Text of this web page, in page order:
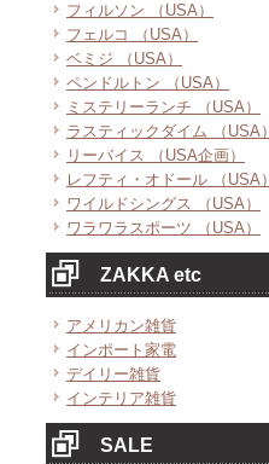
フィルソン （USA）
フェルコ （USA）
ベミジ （USA）
ペンドルトン （USA）
ミステリーランチ （USA）
ラスティックダイム （USA）
リーバイス （USA企画）
レフティ・オドール （USA）
ワイルドシングス （USA）
ワラワラスポーツ （USA）
ZAKKA etc
アメリカン雑貨
インポート家電
デイリー雑貨
インテリア雑貨
SALE